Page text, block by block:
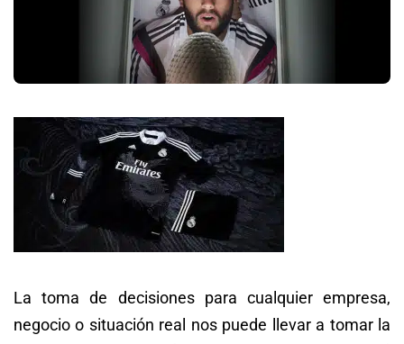
La toma de decisiones para cualquier empresa,
negocio o situación real nos puede llevar a tomar la